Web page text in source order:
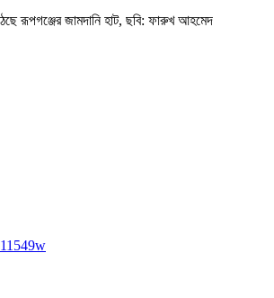
রূপগঞ্জের জামদানি হাট, ছবি: ফারুখ আহমেদ